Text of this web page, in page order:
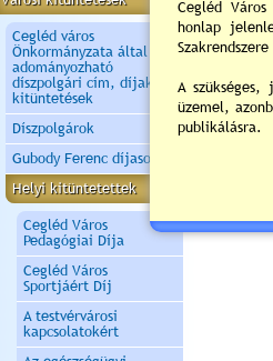
Cegléd város
Önkormányzata által
adományozható
díszpolgári cím, díjak és
kitüntetések
Díszpolgárok
Gubody Ferenc díjasok
Helyi kitüntetettek
Cegléd Város
Pedagógiai Díja
Cegléd Város
Sportjáért Díj
A testvérvárosi
kapcsolatokért